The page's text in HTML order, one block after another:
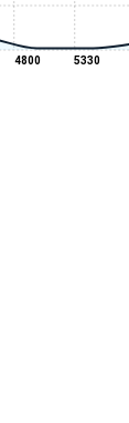
4800 5330